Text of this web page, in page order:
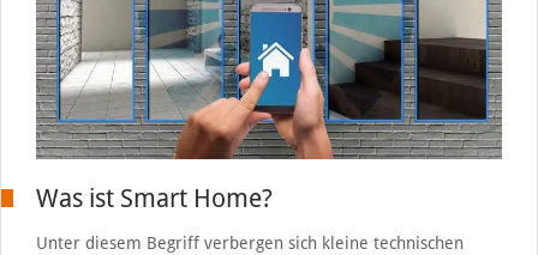
Was ist Smart Home?
Unter diesem Begriff verbergen sich kleine technischen